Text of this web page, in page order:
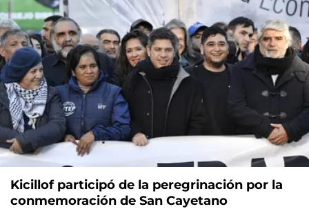
Kicillof participó de la peregrinación por la
conmemoración de San Cayetano